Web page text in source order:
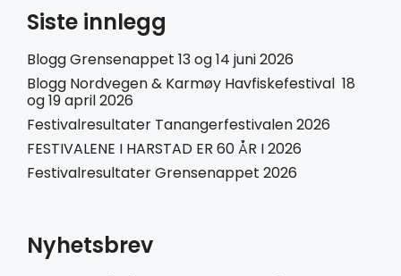
Siste innlegg
Blogg Grensenappet 13 og 14 juni 2026
Blogg Nordvegen & Karmøy Havfiskefestival 18
og 19 april 2026
Festivalresultater Tanangerfestivalen 2026
FESTIVALENE I HARSTAD ER 60 ÅR I 2026
Festivalresultater Grensenappet 2026
Nyhetsbrev